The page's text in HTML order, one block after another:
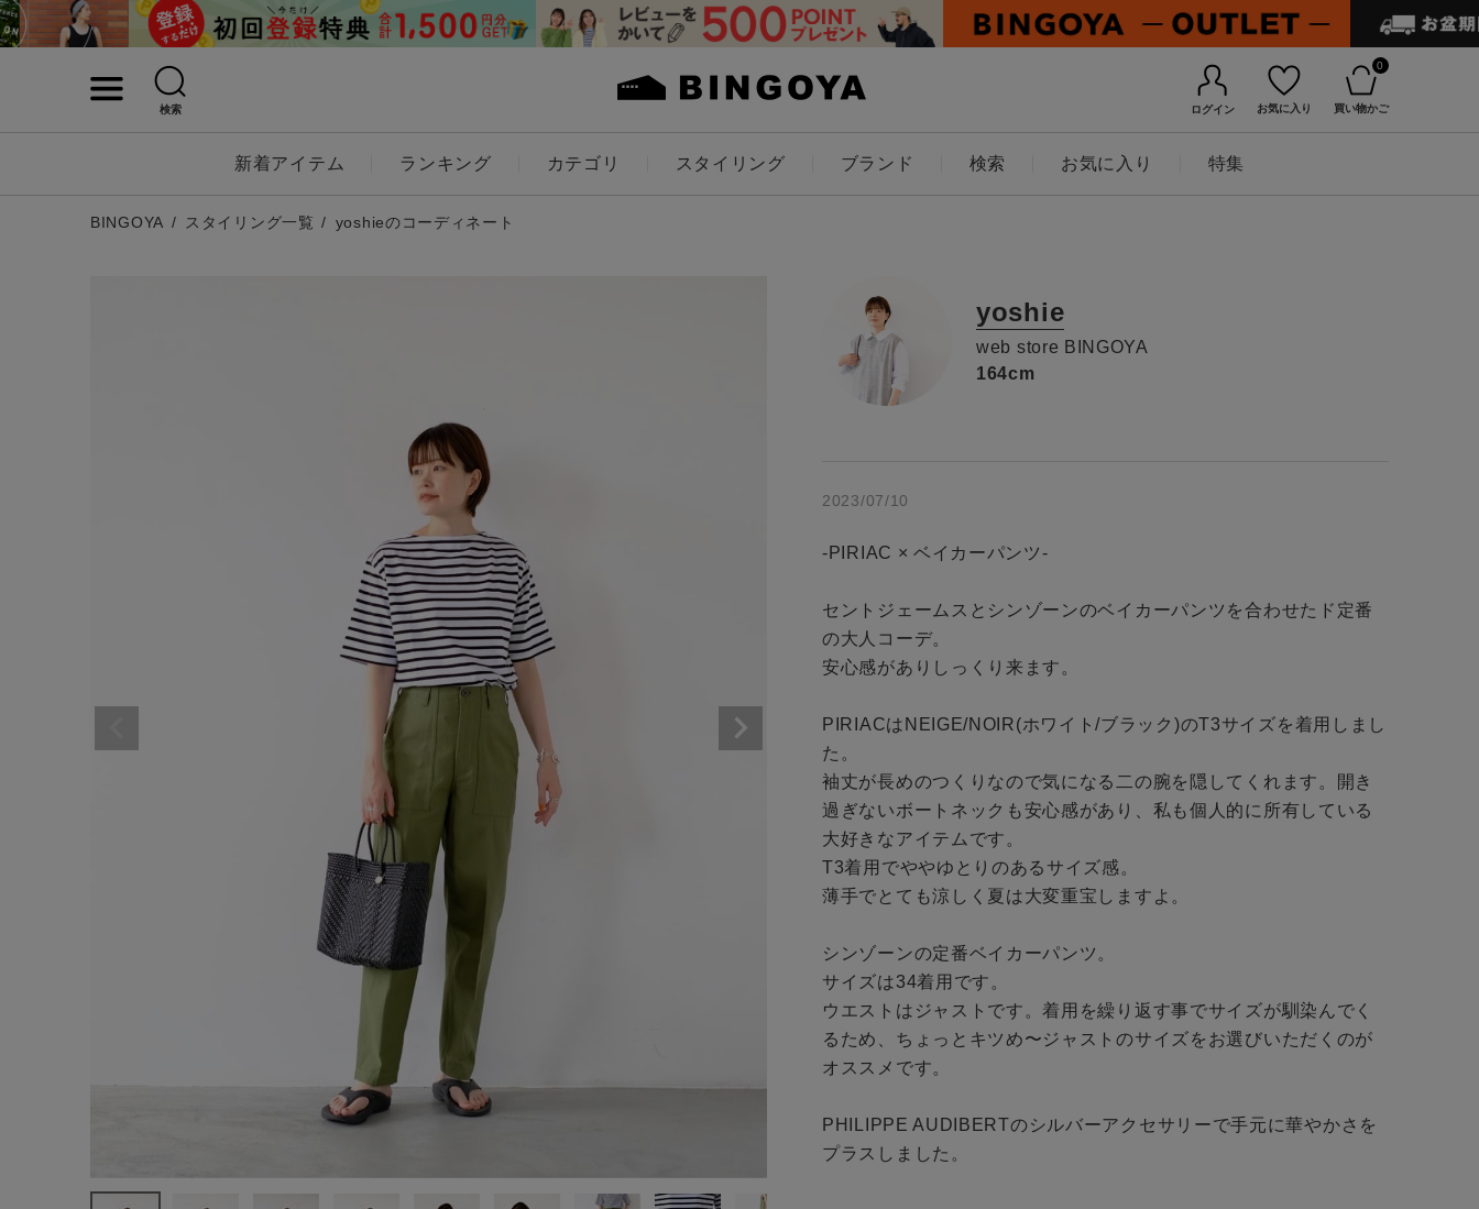
検索 ログイン お気に入り
0
買い物かご
新着アイテム ランキング カテゴリ スタイリング ブランド 検索 お気に入り 特集
ログイン / マイページ
お気に入りアイテム
新規会員登録
アイテムを探す
スタイリングから探す
ブランドから探す
WEB限定アイテムを探す
履き比べ可能商品から探す
店舗一覧
ギフトカード
お知らせ・ご利用ガイド
無料公式アプリダウンロード
キーワード
セール価格
在庫あり 在庫なし含む
この条件で絞り込む
BINGOYA スタイリング一覧 yoshieのコーディネート
yoshie
web store BINGOYA
164cm
2023/07/10
-PIRIAC × ベイカーパンツ-
セントジェームスとシンゾーンのベイカーパンツを合わせたド定番
の大人コーデ。
安心感がありしっくり来ます。
PIRIACはNEIGE/NOIR(ホワイト/ブラック)のT3サイズを着用しまし
た。
袖丈が長めのつくりなので気になる二の腕を隠してくれます。開き
過ぎないボートネックも安心感があり、私も個人的に所有している
大好きなアイテムです。
T3着用でややゆとりのあるサイズ感。
薄手でとても涼しく夏は大変重宝しますよ。
シンゾーンの定番ベイカーパンツ。
サイズは34着用です。
ウエストはジャストです。着用を繰り返す事でサイズが馴染んでく
るため、ちょっとキツめ〜ジャストのサイズをお選びいただくのが
オススメです。
PHILIPPE AUDIBERTのシルバーアクセサリーで手元に華やかさを
プラスしました。